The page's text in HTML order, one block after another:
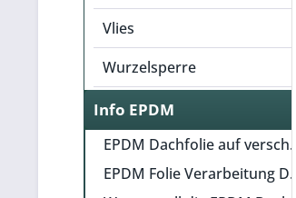
Vlies
Wurzelsperre
Info EPDM
EPDM Dachfolie auf verschiedenen Untergründen verlegen
EPDM Folie Verarbeitung Dach (Systemhandbuch)